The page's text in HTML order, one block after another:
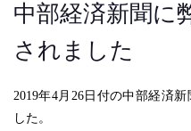
中部経済新聞に
されました
2019年4月26日付の中部経済
した。